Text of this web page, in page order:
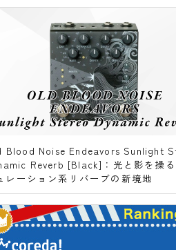
Blood Noise Endeavors Sunlight
Reverb [Black]：光と影を操
レーション系リバーブの新境地